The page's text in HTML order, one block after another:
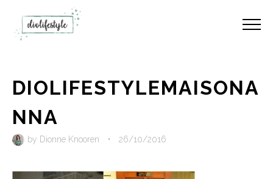
DIOLIFESTYLEMAISONA
NNA
by Dionne Knooren • 26/10/2016